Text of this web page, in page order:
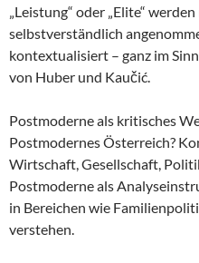
„Leistung“ oder „Elite“
selbstverständlich
kontextualisiert – ganz im
von Huber und Kaučić.
Postmoderne als kritisches
Postmodernes Österreich?
Wirtschaft, Gesellschaft,
Postmoderne als
in Bereichen wie
verstehen.